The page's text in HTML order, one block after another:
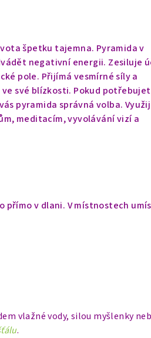
špetku tajemna. Pyramida v
negativní energii. Zesiluje
pole. Přijímá vesmírné síly a
své blízkosti. Pokud
pyramida správná volba.
meditacím, vyvolávání vizí a
přímo v dlani. V místnostech
vlažné vody, silou myšlenky
.